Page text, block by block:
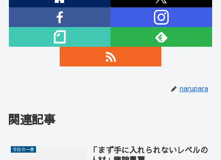
narupara
関連記事
今日の一言
「まず手に入れられないレベルの